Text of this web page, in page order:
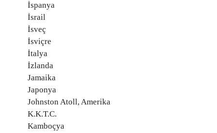
İspanya
İsrail
İsveç
İsviçre
İtalya
İzlanda
Jamaika
Japonya
Johnston Atoll, Amerika
K.K.T.C.
Kamboçya